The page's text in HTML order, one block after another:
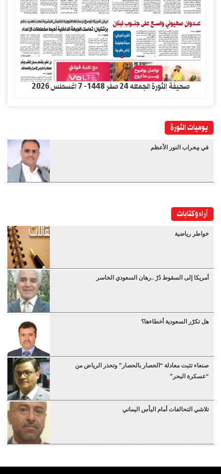
صحيفة الثورة الجمعه 24 صفر 1448- 7 اغسطس 2026
يوميات الثورة
في مِحراب النور الأعظم
آراء وكتابات
خواطر رياضية
أمريكا إلى السقوط دُرْ ..رهان السعودي الخاسر
هل تكرّر السعودية أخطاءها؟
صنعاء تثبت معادلة “الحصار بالحصار” وتحذر الرياض من
“عسكرة البحر”
تلاشي التحالفات أمام البأس اليماني